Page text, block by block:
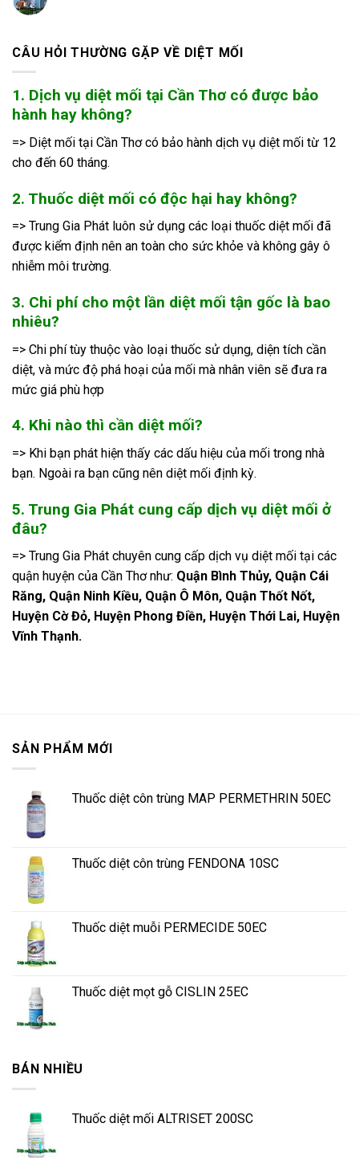
CÂU HỎI THƯỜNG GẶP VỀ DIỆT MỐI
1. Dịch vụ diệt mối tại Cần Thơ có được bảo
hành hay không?
=> Diệt mối tại Cần Thơ có bảo hành dịch vụ diệt mối từ 12
cho đến 60 tháng.
2. Thuốc diệt mối có độc hại hay không?
=> Trung Gia Phát luôn sử dụng các loại thuốc diệt mối đã
được kiểm định nên an toàn cho sức khỏe và không gây ô
nhiễm môi trường.
3. Chi phí cho một lần diệt mối tận gốc là bao
nhiêu?
=> Chi phí tùy thuộc vào loại thuốc sử dụng, diện tích cần
diệt, và mức độ phá hoại của mối mà nhân viên sẽ đưa ra
mức giá phù hợp
4. Khi nào thì cần diệt mối?
=> Khi bạn phát hiện thấy các dấu hiệu của mối trong nhà
bạn. Ngoài ra bạn cũng nên diệt mối định kỳ.
5. Trung Gia Phát cung cấp dịch vụ diệt mối ở
đâu?
=> Trung Gia Phát chuyên cung cấp dịch vụ diệt mối tại các
quận huyện của Cần Thơ như: Quận Bình Thủy, Quận Cái
Răng, Quận Ninh Kiều, Quận Ô Môn, Quận Thốt Nốt,
Huyện Cờ Đỏ, Huyện Phong Điền, Huyện Thới Lai, Huyện
Vĩnh Thạnh.
SẢN PHẨM MỚI
Thuốc diệt côn trùng MAP PERMETHRIN 50EC
Thuốc diệt côn trùng FENDONA 10SC
Thuốc diệt muỗi PERMECIDE 50EC
Thuốc diệt mọt gỗ CISLIN 25EC
BÁN NHIỀU
Thuốc diệt mối ALTRISET 200SC